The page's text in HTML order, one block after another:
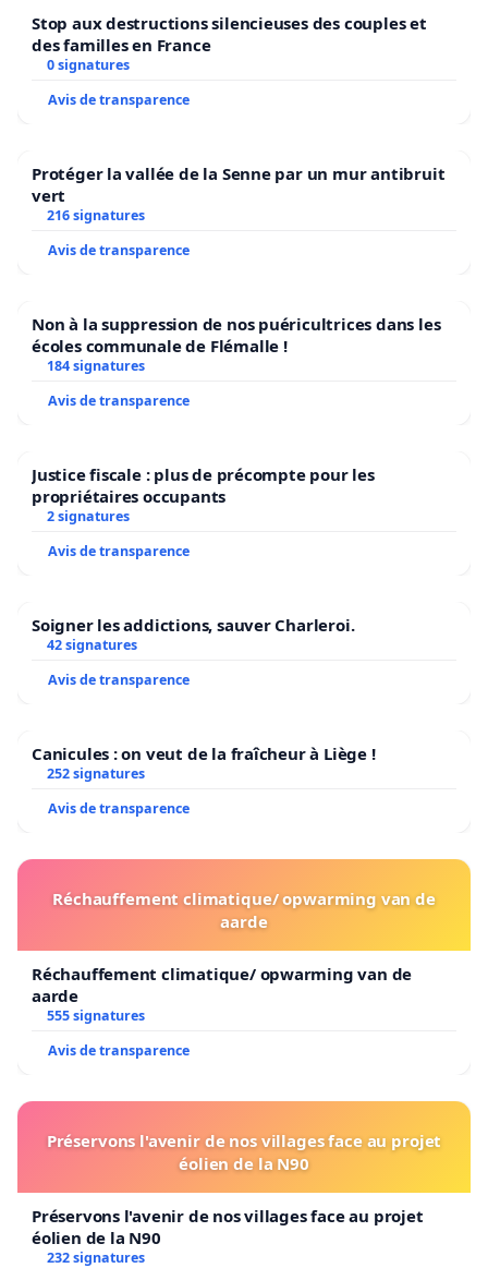
Stop aux destructions silencieuses des couples et
des familles en France
0 signatures
Avis de transparence
Protéger la vallée de la Senne par un mur antibruit
vert
216 signatures
Avis de transparence
Non à la suppression de nos puéricultrices dans les
écoles communale de Flémalle !
184 signatures
Avis de transparence
Justice fiscale : plus de précompte pour les
propriétaires occupants
2 signatures
Avis de transparence
Soigner les addictions, sauver Charleroi.
42 signatures
Avis de transparence
Canicules : on veut de la fraîcheur à Liège !
252 signatures
Avis de transparence
Réchauffement climatique/ opwarming van de
aarde
Réchauffement climatique/ opwarming van de
aarde
555 signatures
Avis de transparence
Préservons l'avenir de nos villages face au projet
éolien de la N90
Préservons l'avenir de nos villages face au projet
éolien de la N90
232 signatures